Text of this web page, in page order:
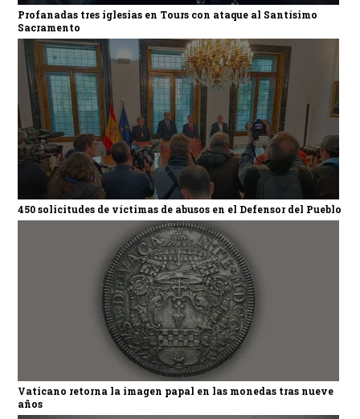
Profanadas tres iglesias en Tours con ataque al Santísimo
Sacramento
450 solicitudes de víctimas de abusos en el Defensor del Pueblo
Vaticano retorna la imagen papal en las monedas tras nueve
años